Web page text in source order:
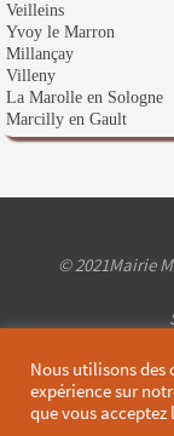
Veilleins
Yvoy le Marron
Millançay
Villeny
La Marolle en Sologne
Marcilly en Gault
© 2021Mairie
Nous utilisons
expérience sur
que vous acceptez